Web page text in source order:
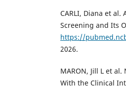
CARLI, Diana et al.
Screening and Its
https://
2026.
MARON, Jill L et
With the Clinical